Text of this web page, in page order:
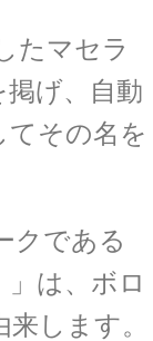
たマセラ
げ、自動
その名を
クである
」は、ボロ
します。